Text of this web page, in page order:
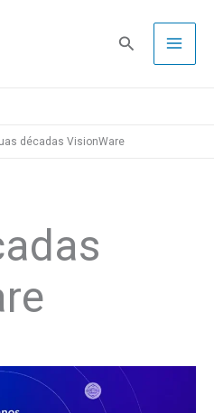
Pesquisa
décadas VisionWare